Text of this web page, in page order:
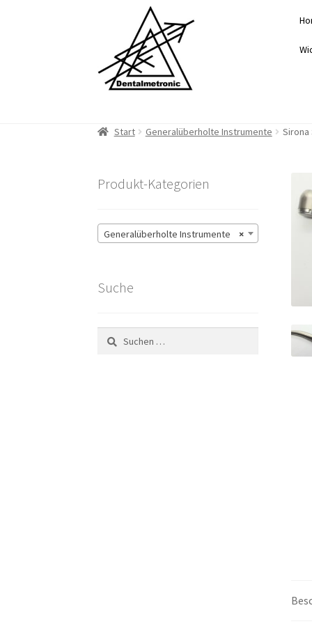
Navigation
springen
springen
Start Generalüberholte Instrumente Sirona
Produkt-Kategorien
×
Generalüberholte Instrumente
Suche
Suchen
nach: